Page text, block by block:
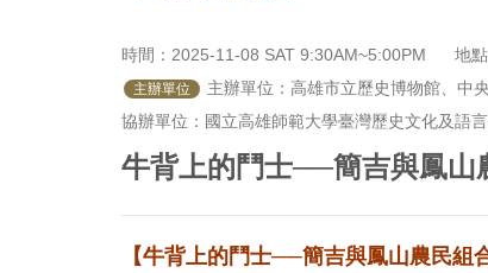
所-
首
頁
時間：2025-11-08 SAT 9:30AM~5:00PM 地
主辦單位
主辦單位：高雄市立歷史博物館、中
協辦單位：國立高雄師範大學臺灣歷史文化及語
牛背上的鬥士──簡吉與鳳山
【牛背上的鬥士──簡吉與鳳山農民組